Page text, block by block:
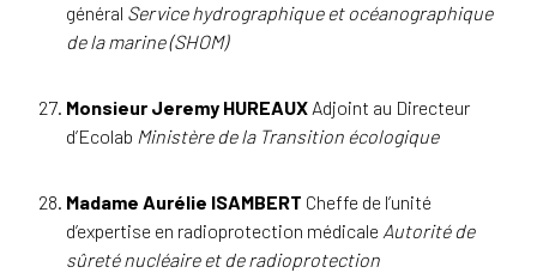
général Service hydrographique et océanographique
de la marine (SHOM)
Monsieur Jeremy HUREAUX Adjoint au Directeur
d’Ecolab Ministère de la Transition écologique
Madame Aurélie ISAMBERT Cheffe de l’unité
d’expertise en radioprotection médicale Autorité de
sûreté nucléaire et de radioprotection